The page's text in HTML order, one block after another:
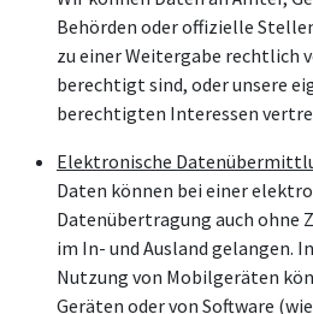
Behörden oder offizielle
zu einer Weitergabe rechtlich
berechtigt sind, oder unsere
berechtigten Interessen
Elektronische
Daten können bei einer
Datenübertragung auch ohne
im In- und Ausland gelangen.
Nutzung von Mobilgeräten
Geräten oder von Software